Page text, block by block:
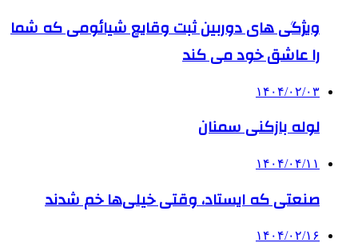
ویژگی های دوربین ثبت وقایع شیائومی که شما
را عاشق خود می کند
۱۴۰۴/۰۲/۰۳
لوله بازکنی سمنان
۱۴۰۴/۰۴/۱۱
صنعتی که ایستاد، وقتی خیلی‌ها خم شدند
۱۴۰۴/۰۲/۱۶